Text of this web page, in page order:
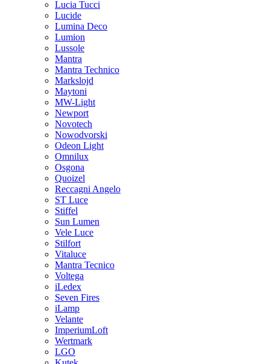
Lucia Tucci
Lucide
Lumina Deco
Lumion
Lussole
Mantra
Mantra Technico
Markslojd
Maytoni
MW-Light
Newport
Novotech
Nowodvorski
Odeon Light
Omnilux
Osgona
Quoizel
Reccagni Angelo
ST Luce
Stiffel
Sun Lumen
Vele Luce
Stilfort
Vitaluce
Mantra Tecnico
Voltega
iLedex
Seven Fires
iLamp
Velante
ImperiumLoft
Wertmark
LGO